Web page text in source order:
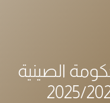
الصينية